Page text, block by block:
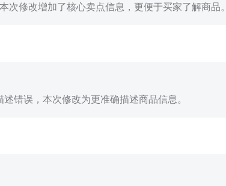
次修改增加了核心卖点信息，更便于买家了解商品。
错误，本次修改为更准确描述商品信息。